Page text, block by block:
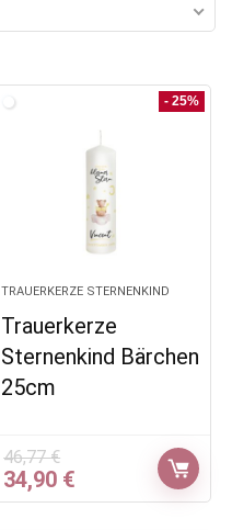
- 25%
TRAUERKERZE STERNENKIND
Trauerkerze
Sternenkind Bärchen
25cm
46,77€
Ursprünglicher
Preis
34,90 € Aktueller
Preis